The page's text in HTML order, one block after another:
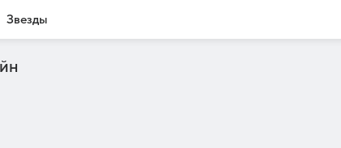
Звезды